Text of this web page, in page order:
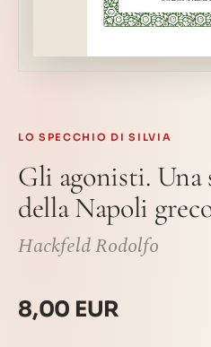
LO SPECCHIO DI SILVIA
Gli agonisti. Una
della Napoli
Hackfeld Rodolfo
8,00 EUR